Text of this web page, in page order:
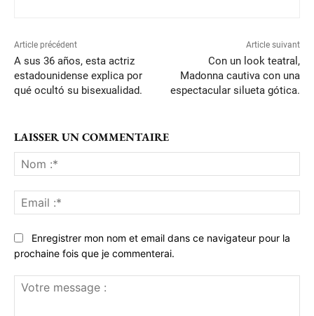
Article précédent
A sus 36 años, esta actriz
estadounidense explica por
qué ocultó su bisexualidad.
Article suivant
Con un look teatral,
Madonna cautiva con una
espectacular silueta gótica.
LAISSER UN COMMENTAIRE
:*
:*
Enregistrer mon nom et email dans ce navigateur pour la
prochaine fois que je commenterai.